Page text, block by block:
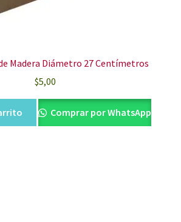
Madera Diámetro 27 Centímetros
$5,00
Comprar por WhatsApp